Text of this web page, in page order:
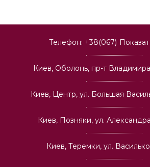
Телефон: +38(067)
Киев, Оболонь, пр-т
Киев, Центр, ул. Большая
Киев, Позняки, ул.
Киев, Теремки, ул.